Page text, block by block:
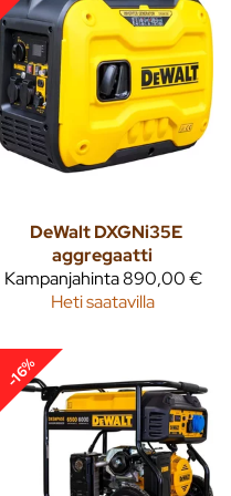
DeWalt DXGNi35E
aggregaatti
Kampanjahinta890,00 €
Heti saatavilla
-16%